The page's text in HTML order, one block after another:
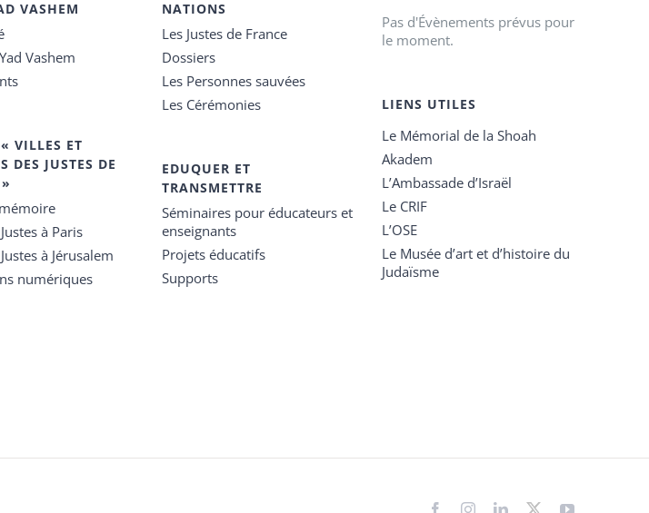
VASHEM
Vashem
VILLES ET
DES JUSTES DE
à Paris
à Jérusalem
numériques
NATIONS
Les Justes de France
Dossiers
Les Personnes sauvées
Les Cérémonies
EDUQUER ET
TRANSMETTRE
Séminaires pour éducateurs et
enseignants
Projets éducatifs
Supports
Pas d'Évènements prévus pour
le moment.
LIENS UTILES
Le Mémorial de la Shoah
Akadem
L’Ambassade d’Israël
Le CRIF
L’OSE
Le Musée d’art et d’histoire du
Judaïsme
FacebookInstagramLinkedIn
X YouTube